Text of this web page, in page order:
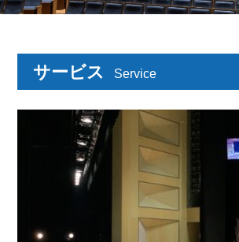
サービス Service